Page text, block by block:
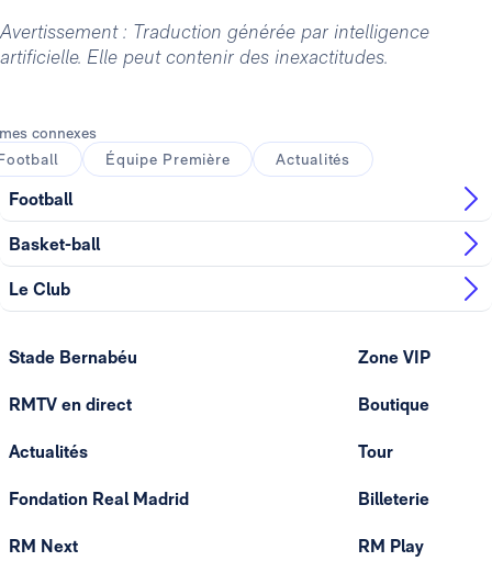
Avertissement : Traduction générée par intelligence
artificielle. Elle peut contenir des inexactitudes.
connexes
Équipe Première Actualités
Football
Basket-ball
Le Club
Stade Bernabéu
RMTV en direct
Actualités
Fondation Real Madrid
RM Next
Zone VIP
Boutique
Tour
Billeterie
RM Play